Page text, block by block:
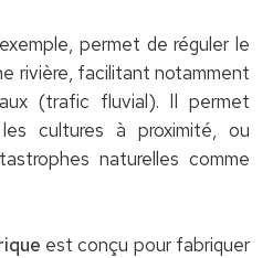
permet de réguler le
rivière, facilitant notamment
(trafic fluvial). Il permet
cultures à proximité, ou
naturelles comme
est conçu pour fabriquer